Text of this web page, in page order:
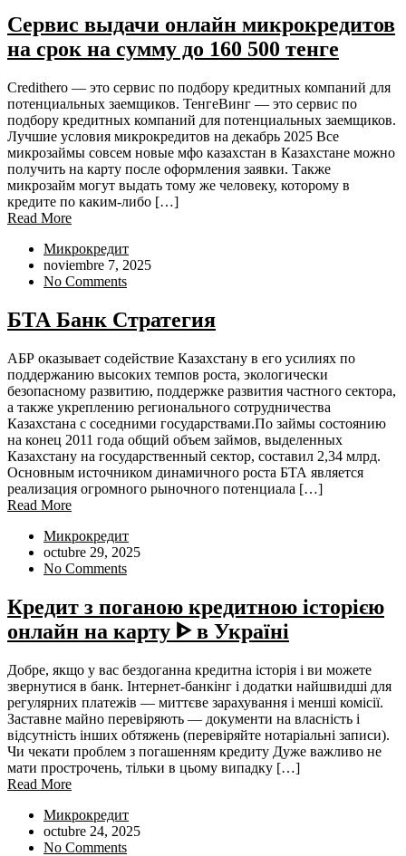
Сервис выдачи онлайн микрокредитов
на срок на сумму до 160 500 тенге
Credithero — это сервис по подбору кредитных компаний для
потенциальных заемщиков. ТенгеВинг — это сервис по
подбору кредитных компаний для потенциальных заемщиков.
Лучшие условия микрокредитов на декабрь 2025 Все
микрозаймы совсем новые мфо казахстан в Казахстане можно
получить на карту после оформления заявки. Также
микрозайм могут выдать тому же человеку, которому в
кредите по каким-либо […]
Read More
Микрокредит
noviembre 7, 2025
No Comments
БТА Банк Стратегия
АБР оказывает содействие Казахстану в его усилиях по
поддержанию высоких темпов роста, экологически
безопасному развитию, поддержке развития частного сектора,
а также укреплению регионального сотрудничества
Казахстана с соседними государствами.По займы состоянию
на конец 2011 года общий объем займов, выделенных
Казахстану на государственный сектор, составил 2,34 млрд.
Основным источником динамичного роста БТА является
реализация огромного рыночного потенциала […]
Read More
Микрокредит
octubre 29, 2025
No Comments
Кредит з поганою кредитною історією
онлайн на карту ᐈ в Україні
Добре, якщо у вас бездоганна кредитна історія і ви можете
звернутися в банк. Інтернет-банкінг і додатки найшвидші для
регулярних платежів — миттєве зарахування і менші комісії.
Заставне майно перевіряють — документи на власність і
відсутність інших обтяжень (перевіряйте нотаріальні записи).
Чи чекати проблем з погашенням кредиту Дуже важливо не
мати прострочень, тільки в цьому випадку […]
Read More
Микрокредит
octubre 24, 2025
No Comments